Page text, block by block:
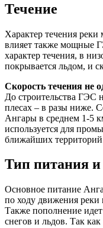
Течение
Характер течения
влияет также мощные
характер течения, в
покрывается льдом, и
Скорость течения не
До строительства ГЭС
плесах – в разы ниже.
Ангары в среднем 1-5
используется для
ближайших
Тип питания
Основное питание
по ходу движения реки
Также пополнение идет
снегов и льдов. Так